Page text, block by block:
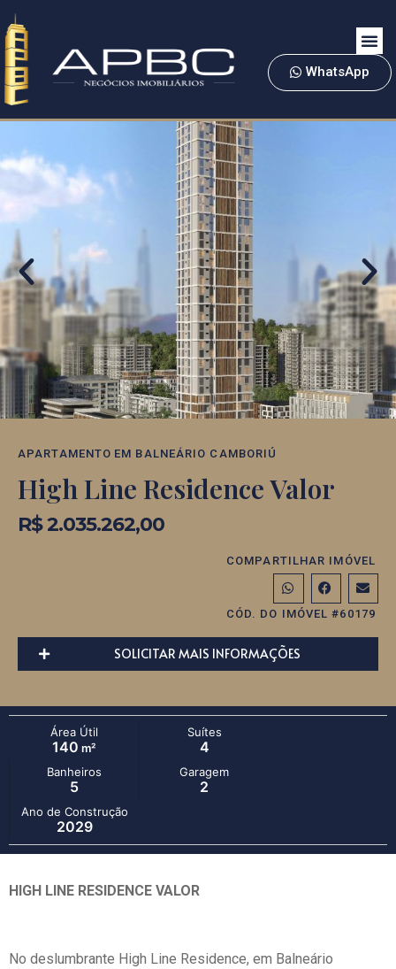
WhatsApp
APARTAMENTO EM BALNEÁRIO CAMBORIÚ
High Line Residence Valor
R$ 2.035.262,00
COMPARTILHAR IMÓVEL
CÓD. DO IMÓVEL #60179
SOLICITAR MAIS INFORMAÇÕES
Área Útil
140 m²
Suítes
4
Banheiros
5
Garagem
2
Ano de Construção
2029
HIGH LINE RESIDENCE VALOR
No deslumbrante High Line Residence, em Balneário